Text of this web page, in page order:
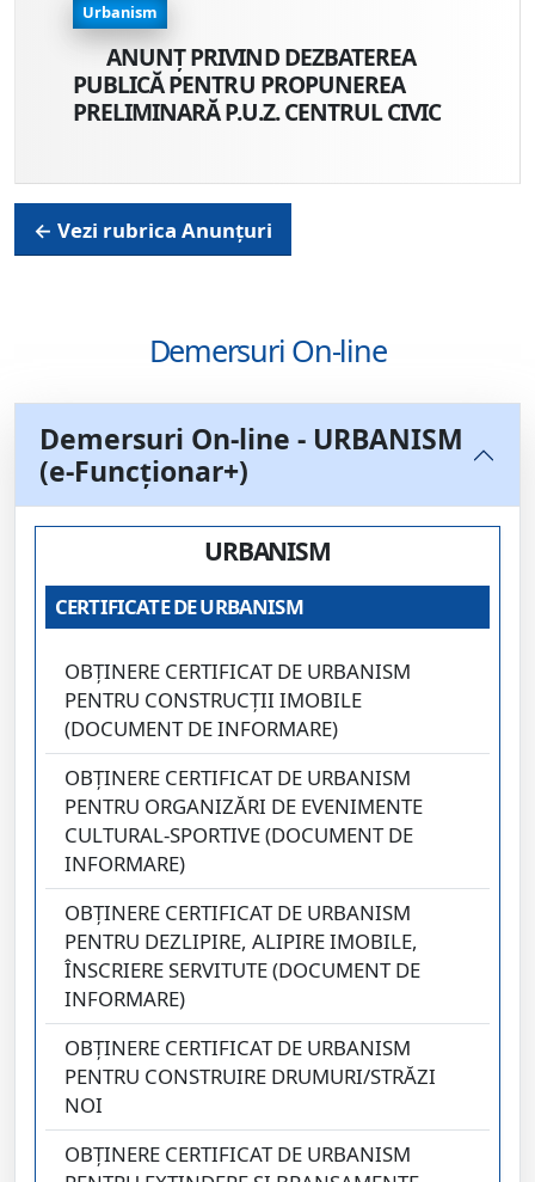
Urbanism
ANUNȚ PRIVIND DEZBATEREA
PUBLICĂ PENTRU PROPUNEREA
PRELIMINARĂ P.U.Z. CENTRUL CIVIC
← Vezi rubrica Anunțuri
Demersuri On-line
Demersuri On-line - URBANISM
(e-Funcționar+)
URBANISM
CERTIFICATE DE URBANISM
OBȚINERE CERTIFICAT DE URBANISM
PENTRU CONSTRUCȚII IMOBILE
(DOCUMENT DE INFORMARE)
OBȚINERE CERTIFICAT DE URBANISM
PENTRU ORGANIZĂRI DE EVENIMENTE
CULTURAL-SPORTIVE (DOCUMENT DE
INFORMARE)
OBȚINERE CERTIFICAT DE URBANISM
PENTRU DEZLIPIRE, ALIPIRE IMOBILE,
ÎNSCRIERE SERVITUTE (DOCUMENT DE
INFORMARE)
OBȚINERE CERTIFICAT DE URBANISM
PENTRU CONSTRUIRE DRUMURI/STRĂZI
NOI
OBȚINERE CERTIFICAT DE URBANISM